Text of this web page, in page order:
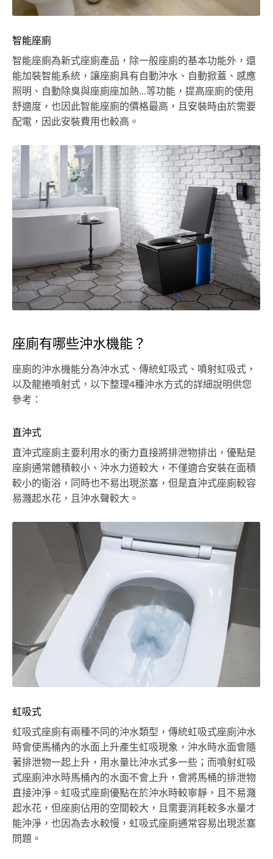
智能座廁
智能座廁為新式座廁產品，除一般座廁的基本功能外，還
能加裝智能系統，讓座廁具有自動沖水、自動掀蓋、感應
照明、自動除臭與座廁座加熱…等功能，提高座廁的使用
舒適度，也因此智能座廁的價格最高，且安裝時由於需要
配電，因此安裝費用也較高。
座廁有哪些沖水機能？
座廁的沖水機能分為沖水式、傳統虹吸式、噴射虹吸式，
以及龍捲噴射式，以下整理4種沖水方式的詳細說明供您
參考：
直沖式
直沖式座廁主要利用水的衝力直接將排泄物排出，優點是
座廁通常體積較小、沖水力道較大，不僅適合安裝在面積
較小的衛浴，同時也不易出現淤塞，但是直沖式座廁較容
易濺起水花，且沖水聲較大。
虹吸式
虹吸式座廁有兩種不同的沖水類型，傳統虹吸式座廁沖水
時會使馬桶內的水面上升產生虹吸現象，沖水時水面會隨
著排泄物一起上升，用水量比沖水式多一些；而噴射虹吸
式座廁沖水時馬桶內的水面不會上升，會將馬桶的排泄物
直接沖淨。虹吸式座廁優點在於沖水時較寧靜，且不易濺
起水花，但座廁佔用的空間較大，且需要消耗較多水量才
能沖淨，也因為去水較慢，虹吸式座廁通常容易出現淤塞
問題。